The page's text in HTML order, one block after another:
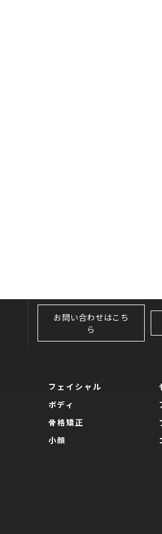
お問い合わせはこち
ら
フェイシャル
ボディ
骨格矯正
小顔